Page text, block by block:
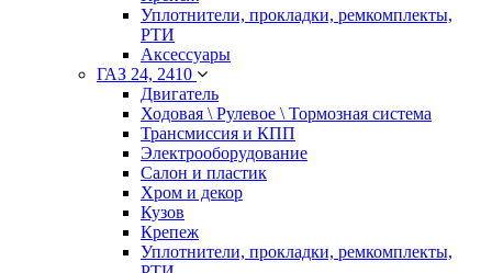
Уплотнители, прокладки, ремкомплекты,
РТИ
Аксессуары
ГАЗ 24, 2410
Двигатель
Ходовая \ Рулевое \ Тормозная система
Трансмиссия и КПП
Электрооборудование
Салон и пластик
Хром и декор
Кузов
Крепеж
Уплотнители, прокладки, ремкомплекты,